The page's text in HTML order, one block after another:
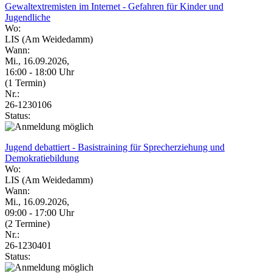
Gewaltextremisten im Internet - Gefahren für Kinder und
Jugendliche
Wo:
LIS (Am Weidedamm)
Wann:
Mi., 16.09.2026,
16:00 - 18:00 Uhr
(1 Termin)
Nr.:
26-1230106
Status:
Jugend debattiert - Basistraining für Sprecherziehung und
Demokratiebildung
Wo:
LIS (Am Weidedamm)
Wann:
Mi., 16.09.2026,
09:00 - 17:00 Uhr
(2 Termine)
Nr.:
26-1230401
Status: